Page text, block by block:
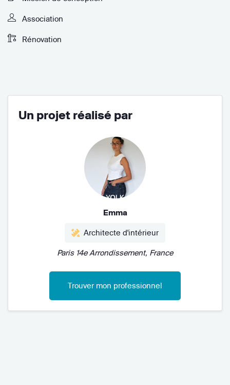
Association
Rénovation
Un projet réalisé par
Emma
Architecte d'intérieur
Paris 14e Arrondissement, France
Trouver mon professionnel